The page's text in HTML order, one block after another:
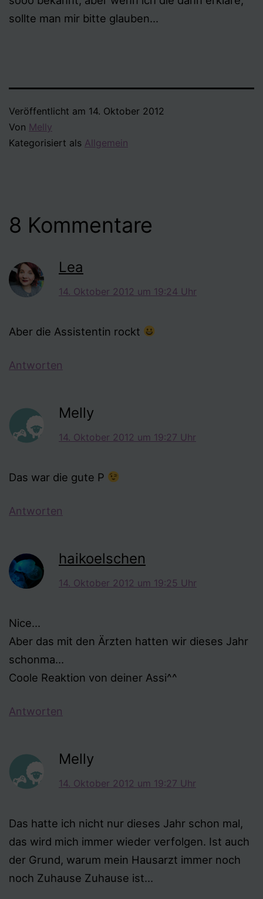
sollte man mir bitte glauben…
Veröffentlicht am 14. Oktober 2012
Von Melly
Kategorisiert als Allgemein
8 Kommentare
Lea
14. Oktober 2012 um 19:24 Uhr
Aber die Assistentin rockt
Antworten
Melly
14. Oktober 2012 um 19:27 Uhr
Das war die gute P
Antworten
haikoelschen
14. Oktober 2012 um 19:25 Uhr
Nice…
Aber das mit den Ärzten hatten wir dieses Jahr
schonma…
Coole Reaktion von deiner Assi^^
Antworten
Melly
14. Oktober 2012 um 19:27 Uhr
Das hatte ich nicht nur dieses Jahr schon mal,
das wird mich immer wieder verfolgen. Ist auch
der Grund, warum mein Hausarzt immer noch
noch Zuhause Zuhause ist…